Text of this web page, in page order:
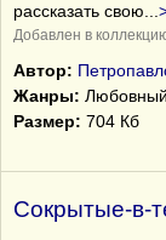
рассказать свою
Добавлен в
Автор:
Жанры:
Размер: 704 Кб
Сокрытые-в-